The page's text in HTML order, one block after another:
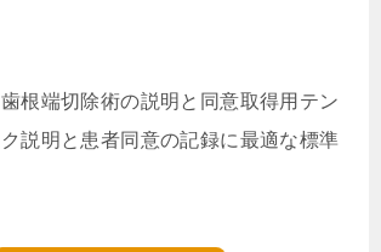
根端切除術の説明と同意取得用テン
説明と患者同意の記録に最適な標準